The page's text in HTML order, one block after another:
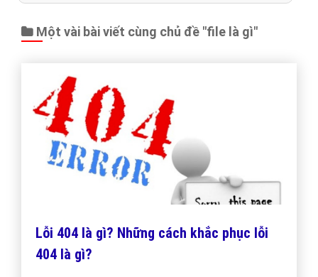
Một vài bài viết cùng chủ đề "file là gì"
Lỗi 404 là gì? Những cách khắc phục lỗi
404 là gì?